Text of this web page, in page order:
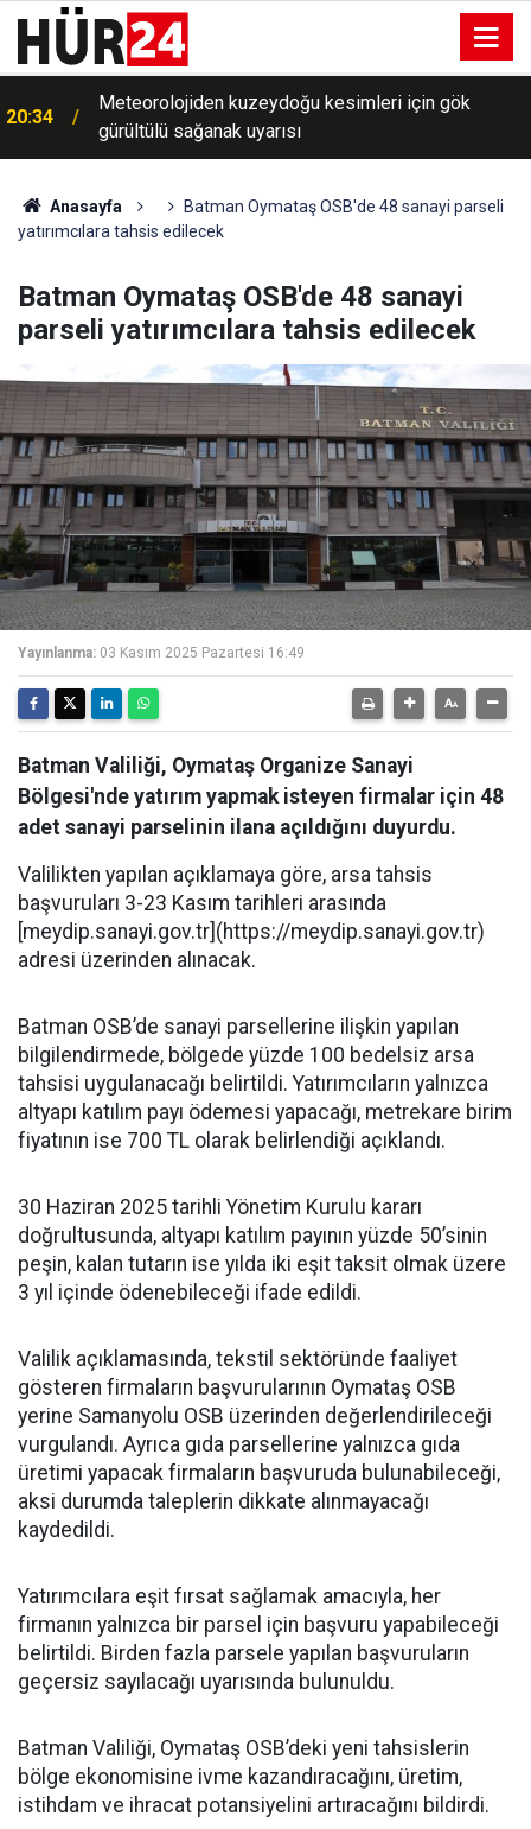
20:13 Adıyaman'da trafik kazası: 5 yaralı
Anasayfa
Batman Oymataş OSB'de 48 sanayi parseli
yatırımcılara tahsis edilecek
Batman Oymataş OSB'de 48 sanayi
parseli yatırımcılara tahsis edilecek
Yayınlanma: 03 Kasım 2025 Pazartesi 16:49
Batman Valiliği, Oymataş Organize Sanayi
Bölgesi'nde yatırım yapmak isteyen firmalar için 48
adet sanayi parselinin ilana açıldığını duyurdu.
Valilikten yapılan açıklamaya göre, arsa tahsis
başvuruları 3-23 Kasım tarihleri arasında
[meydip.sanayi.gov.tr](https://meydip.sanayi.gov.tr)
adresi üzerinden alınacak.
Batman OSB’de sanayi parsellerine ilişkin yapılan
bilgilendirmede, bölgede yüzde 100 bedelsiz arsa
tahsisi uygulanacağı belirtildi. Yatırımcıların yalnızca
altyapı katılım payı ödemesi yapacağı, metrekare birim
fiyatının ise 700 TL olarak belirlendiği açıklandı.
30 Haziran 2025 tarihli Yönetim Kurulu kararı
doğrultusunda, altyapı katılım payının yüzde 50’sinin
peşin, kalan tutarın ise yılda iki eşit taksit olmak üzere
3 yıl içinde ödenebileceği ifade edildi.
Valilik açıklamasında, tekstil sektöründe faaliyet
gösteren firmaların başvurularının Oymataş OSB
yerine Samanyolu OSB üzerinden değerlendirileceği
vurgulandı. Ayrıca gıda parsellerine yalnızca gıda
üretimi yapacak firmaların başvuruda bulunabileceği,
aksi durumda taleplerin dikkate alınmayacağı
kaydedildi.
Yatırımcılara eşit fırsat sağlamak amacıyla, her
firmanın yalnızca bir parsel için başvuru yapabileceği
belirtildi. Birden fazla parsele yapılan başvuruların
geçersiz sayılacağı uyarısında bulunuldu.
Batman Valiliği, Oymataş OSB’deki yeni tahsislerin
bölge ekonomisine ivme kazandıracağını, üretim,
istihdam ve ihracat potansiyelini artıracağını bildirdi.